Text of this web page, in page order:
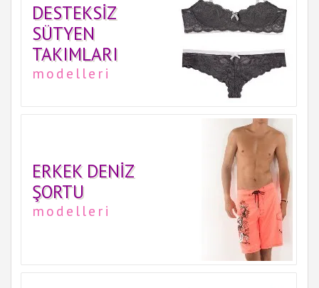
DESTEKSIZ
SÜTYEN
TAKIMLARI
modelleri
ERKEK DENIZ
ŞORTU
modelleri